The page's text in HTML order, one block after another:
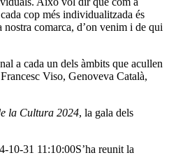
cop més individualitzada és
comarca, d’on venim i de qui
a cada un dels àmbits que acullen
Viso, Genoveva Català,
la Cultura 2024, la gala dels
10-31 11:10:00S’ha reunit la